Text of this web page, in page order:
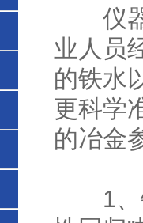
仪器
业人员
的铁水
更科学
的冶金
1、铁